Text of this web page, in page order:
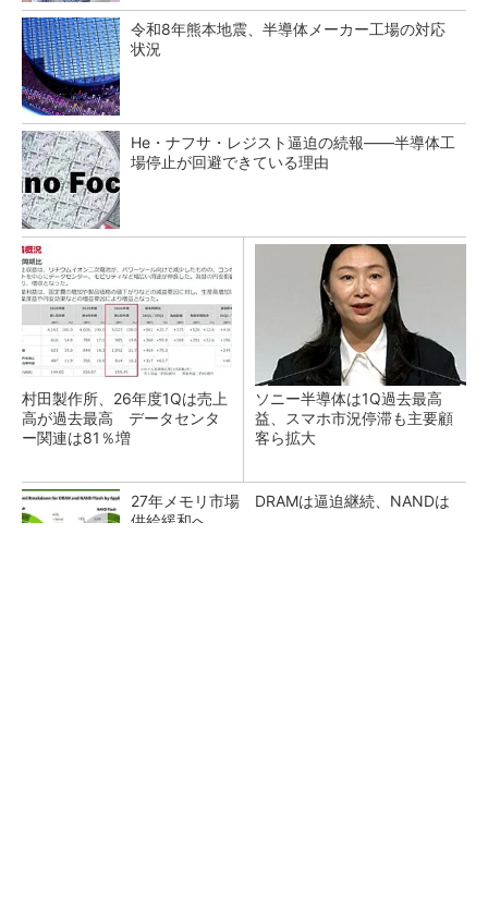
令和8年熊本地震、半導体メーカー工場の対応
状況
He・ナフサ・レジスト逼迫の続報――半導体工
場停止が回避できている理由
村田製作所、26年度1Qは売上
高が過去最高 データセンタ
ー関連は81％増
ソニー半導体は1Q過去最高
益、スマホ市況停滞も主要顧
客ら拡大
27年メモリ市場 DRAMは逼迫継続、NANDは
供給緩和へ